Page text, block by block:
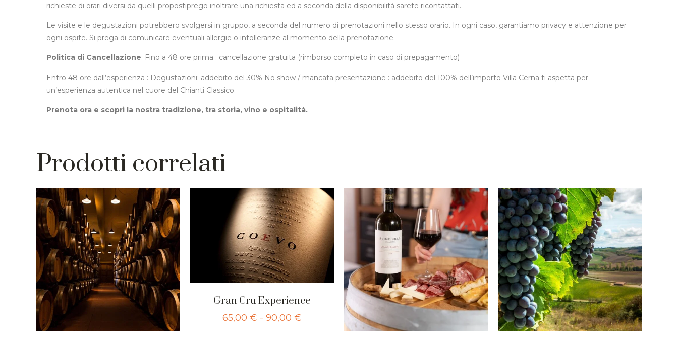
richieste di orari diversi da quelli propostiprego inoltrare una richiesta ed a seconda della disponibilità sarete ricontattati.
Le visite e le degustazioni potrebbero svolgersi in gruppo, a seconda del numero di prenotazioni nello stesso orario. In ogni caso, garantiamo privacy e attenzione per
ogni ospite. Si prega di comunicare eventuali allergie o intolleranze al momento della prenotazione.
Politica di Cancellazione: Fino a 48 ore prima : cancellazione gratuita (rimborso completo in caso di prepagamento)
Entro 48 ore dall’esperienza : Degustazioni: addebito del 30% No show / mancata presentazione : addebito del 100% dell’importo Villa Cerna ti aspetta per
un’esperienza autentica nel cuore del Chianti Classico.
Prenota ora e scopri la nostra tradizione, tra storia, vino e ospitalità.
Prodotti correlati
Gran Cru Experience
65,00 € - 90,00 €